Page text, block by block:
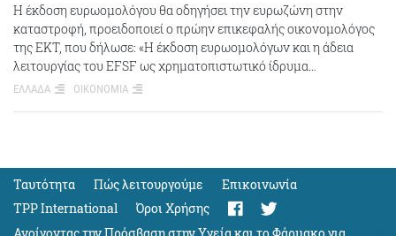
Η έκδοση ευρωομολόγου θα οδηγήσει την ευρωζώνη στην
καταστροφή, προειδοποιεί ο πρώην επικεφαλής οικονομολόγος
της ΕΚΤ, που δήλωσε: «Η έκδοση ευρωομολόγων και η άδεια
λειτουργίας του EFSF ως χρηματοπιστωτικό ίδρυμα…
ΕΛΛΑΔΑ ΟΙΚΟΝΟΜΙΑ
Ταυτότητα Πώς λειτουργούμε
Eπικοινωνία
TPP International
Όροι Χρήσης